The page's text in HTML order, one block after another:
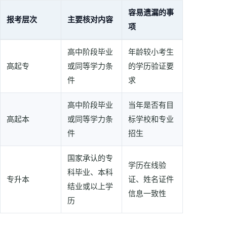
不同层次要准备哪些学历材料表格
报考层次 主要核对内容
容易遗漏的事
项
高起专
高中阶段毕业
或同等学力条
件
年龄较小考生
的学历验证要
求
高起本
高中阶段毕业
或同等学力条
件
当年是否有目
标学校和专业
招生
专升本
国家承认的专
科毕业、本科
结业或以上学
历
学历在线验
证、姓名证件
信息一致性